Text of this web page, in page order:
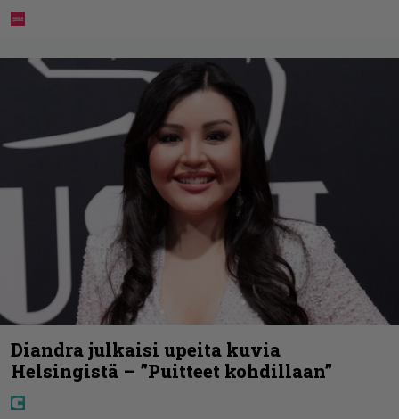
Diandra julkaisi upeita kuvia
Helsingistä – ”Puitteet kohdillaan”